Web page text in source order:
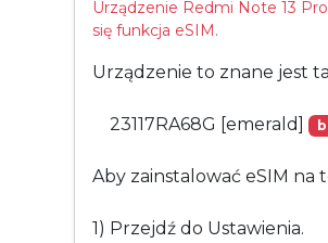
Urządzenie Redmi Note 13
się funkcja eSIM.
Urządzenie to znane jest
23117RA68G [emerald]
Aby zainstalować eSIM na
1) Przejdź do Ustawienia.